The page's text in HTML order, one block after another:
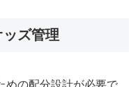
ズ管理
めの配分設計が必要で